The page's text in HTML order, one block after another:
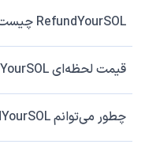
RefundYourSOL چیست؟
قیمت لحظه‌ای RefundYourSOL را از کجا چک کنم؟
چطور می‌توانم RefundYourSOL بخرم یا بفروشم؟